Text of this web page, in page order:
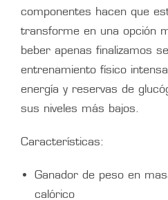
componentes hacen que
transforme en una opción
beber apenas finalizamos
entrenamiento físico
energía y reservas de
sus niveles más bajos.
Características:
Ganador de peso en
calórico